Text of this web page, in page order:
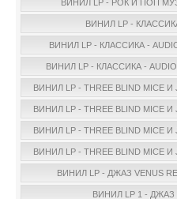
ВИНИЛ LP - РОК И ПОП
ВИНИЛ LP -
ВИНИЛ LP - КЛАССИКА -
ВИНИЛ LP - КЛАССИКА -
ВИНИЛ LP - THREE BLIND MICE И
ВИНИЛ LP - THREE BLIND MICE И
ВИНИЛ LP - THREE BLIND MICE И
ВИНИЛ LP - THREE BLIND MICE И
ВИНИЛ LP - ДЖАЗ VENUS
ВИНИЛ LP 1 - ДЖАЗ